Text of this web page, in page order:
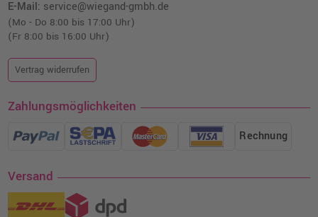
E-Mail: service@wiegand-gmbh.de
(Mo - Do 8:00 bis 17:00 Uhr)
(Fr 8:00 bis 16:00 Uhr)
Vertrag widerrufen
Zahlungsmöglichkeiten
Rechnung
Versand